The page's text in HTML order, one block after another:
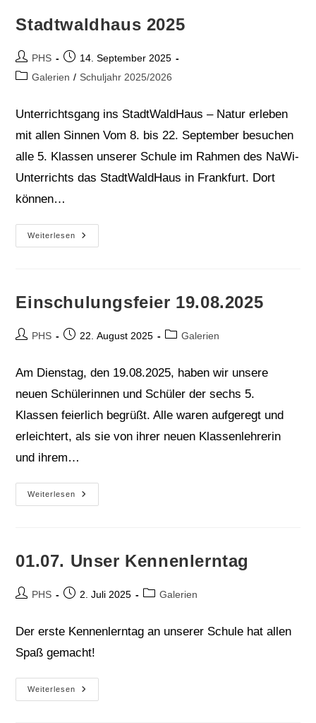
Stadtwaldhaus 2025
Beitrags-
Autor:
PHS
Beitrag
veröffentlicht:
14. September 2025
Beitrags-
Galerien / Schuljahr 2025/2026
Unterrichtsgang ins StadtWaldHaus – Natur erleben
mit allen Sinnen Vom 8. bis 22. September besuchen
alle 5. Klassen unserer Schule im Rahmen des NaWi-
Unterrichts das StadtWaldHaus in Frankfurt. Dort
können…
Weiterlesen
Stadtwaldhaus
2025
Einschulungsfeier 19.08.2025
Beitrags-
PHS
Beitrag22. August 2025
Beitrags-
Galerien
Am Dienstag, den 19.08.2025, haben wir unsere
neuen Schülerinnen und Schüler der sechs 5.
Klassen feierlich begrüßt. Alle waren aufgeregt und
erleichtert, als sie von ihrer neuen Klassenlehrerin
und ihrem…
Weiterlesen
Einschulungsfeier
19.08.2025
01.07. Unser Kennenlerntag
Beitrags-
PHS
Beitrag2. Juli 2025
Beitrags-
Galerien
Der erste Kennenlerntag an unserer Schule hat allen
Spaß gemacht!
Weiterlesen
01.07.
Unser